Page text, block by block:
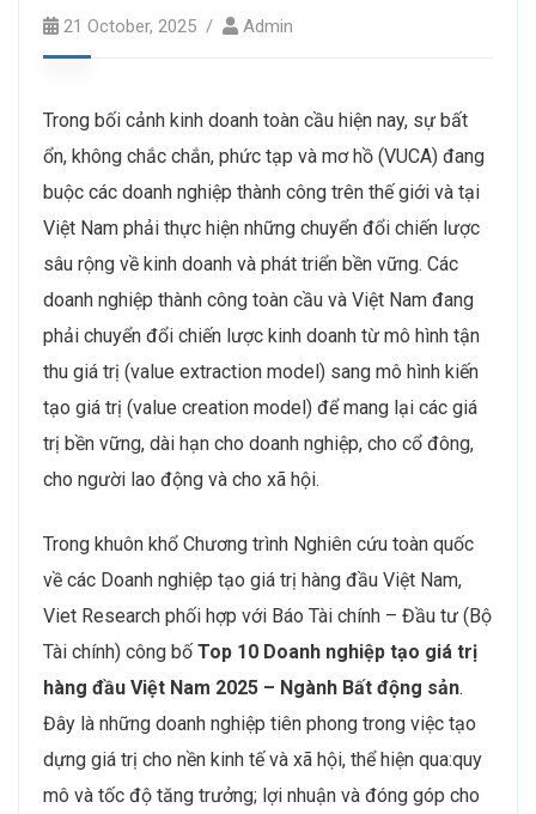
21 October, 2025 Admin
Trong bối cảnh kinh doanh toàn cầu hiện nay, sự bất
ổn, không chắc chắn, phức tạp và mơ hồ (VUCA) đang
buộc các doanh nghiệp thành công trên thế giới và tại
Việt Nam phải thực hiện những chuyển đổi chiến lược
sâu rộng về kinh doanh và phát triển bền vững. Các
doanh nghiệp thành công toàn cầu và Việt Nam đang
phải chuyển đổi chiến lược kinh doanh từ mô hình tận
thu giá trị (value extraction model) sang mô hình kiến
tạo giá trị (value creation model) để mang lại các giá
trị bền vững, dài hạn cho doanh nghiệp, cho cổ đông,
cho người lao động và cho xã hội.
Trong khuôn khổ Chương trình Nghiên cứu toàn quốc
về các Doanh nghiệp tạo giá trị hàng đầu Việt Nam,
Viet Research phối hợp với Báo Tài chính – Đầu tư (Bộ
Tài chính) công bố Top 10 Doanh nghiệp tạo giá trị
hàng đầu Việt Nam 2025 – Ngành Bất động sản.
Đây là những doanh nghiệp tiên phong trong việc tạo
dựng giá trị cho nền kinh tế và xã hội, thể hiện qua:quy
mô và tốc độ tăng trưởng; lợi nhuận và đóng góp cho